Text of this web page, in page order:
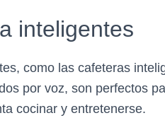
inteligentes
como las cafeteras
por voz, son perfectos
cocinar y entretenerse.